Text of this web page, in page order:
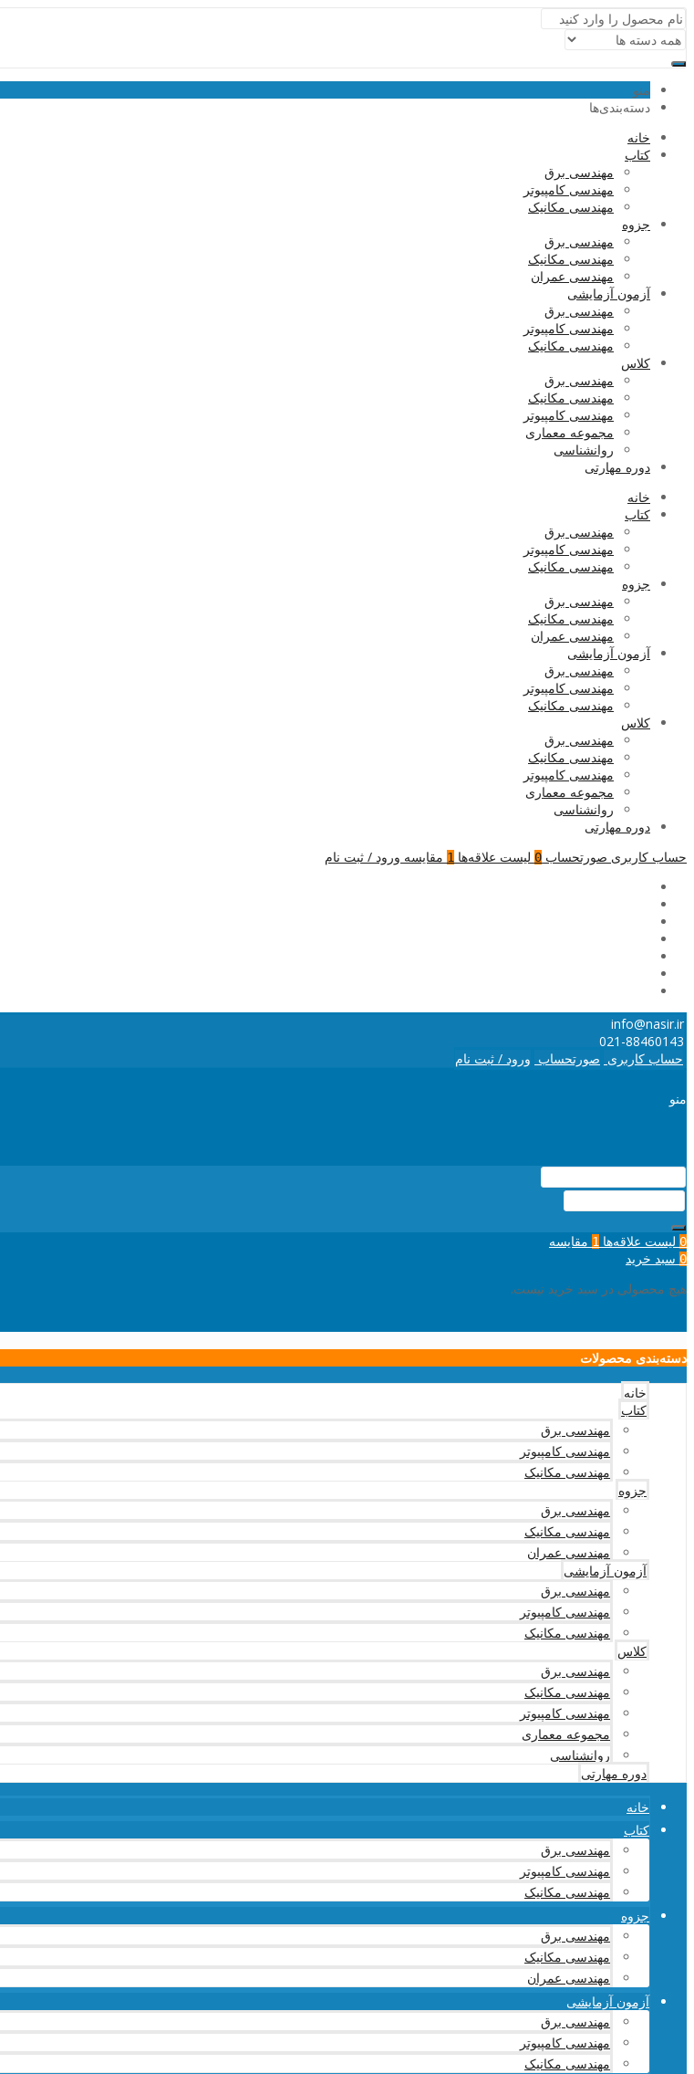
منو
دسته‌بندی‌ها
خانه
کتاب
مهندسی برق
مهندسی کامپیوتر
مهندسی مکانیک
جزوه
مهندسی برق
مهندسی مکانیک
مهندسی عمران
آزمون آزمایشی
مهندسی برق
مهندسی کامپیوتر
مهندسی مکانیک
کلاس
مهندسی برق
مهندسی مکانیک
مهندسی کامپیوتر
مجموعه معماری
روانشناسی
دوره مهارتی
خانه
کتاب
مهندسی برق
مهندسی کامپیوتر
مهندسی مکانیک
جزوه
مهندسی برق
مهندسی مکانیک
مهندسی عمران
آزمون آزمایشی
مهندسی برق
مهندسی کامپیوتر
مهندسی مکانیک
کلاس
مهندسی برق
مهندسی مکانیک
مهندسی کامپیوتر
مجموعه معماری
روانشناسی
دوره مهارتی
حساب کاربری صورتحساب 0 لیست علاقه‌ها 1 مقایسه ورود / ثبت نام
info@nasir.ir
021-88460143
حساب کاربری صورتحساب ورود / ثبت نام
منو
0 لیست علاقه‌ها 1 مقایسه
0 سبد خرید
هیچ محصولی در سبد خرید نیست.
دسته‌بندی محصولات
خانه
کتاب
مهندسی برق
مهندسی کامپیوتر
مهندسی مکانیک
جزوه
مهندسی برق
مهندسی مکانیک
مهندسی عمران
آزمون آزمایشی
مهندسی برق
مهندسی کامپیوتر
مهندسی مکانیک
کلاس
مهندسی برق
مهندسی مکانیک
مهندسی کامپیوتر
مجموعه معماری
روانشناسی
دوره مهارتی
خانه
کتاب
مهندسی برق
مهندسی کامپیوتر
مهندسی مکانیک
جزوه
مهندسی برق
مهندسی مکانیک
مهندسی عمران
آزمون آزمایشی
مهندسی برق
مهندسی کامپیوتر
مهندسی مکانیک